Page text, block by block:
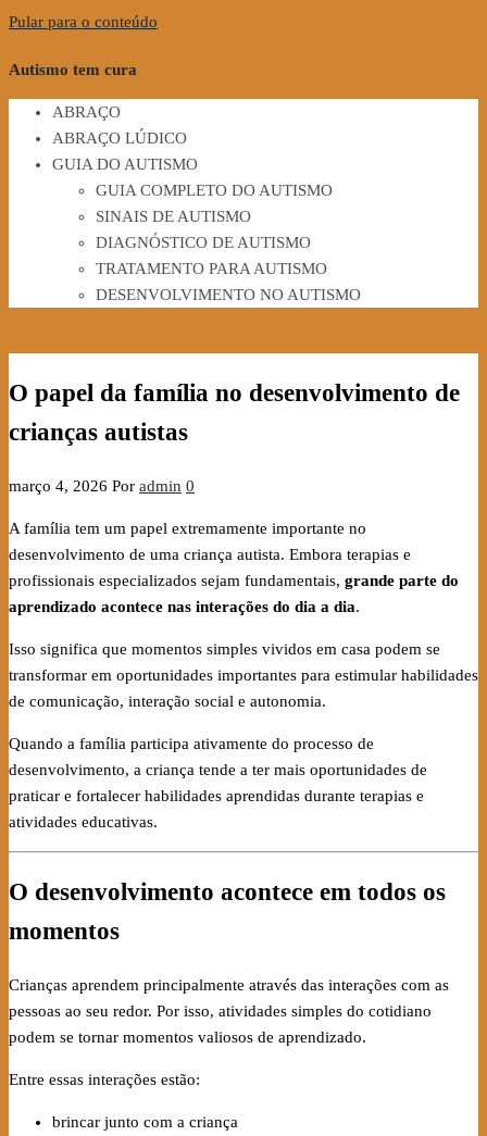
Pular para o conteúdo
Autismo tem cura
ABRAÇO
ABRAÇO LÚDICO
GUIA DO AUTISMO
GUIA COMPLETO DO AUTISMO
SINAIS DE AUTISMO
DIAGNÓSTICO DE AUTISMO
TRATAMENTO PARA AUTISMO
DESENVOLVIMENTO NO AUTISMO
O papel da família no desenvolvimento de
crianças autistas
março 4, 2026 Por admin 0
A família tem um papel extremamente importante no
desenvolvimento de uma criança autista. Embora terapias e
profissionais especializados sejam fundamentais, grande parte do
aprendizado acontece nas interações do dia a dia.
Isso significa que momentos simples vividos em casa podem se
transformar em oportunidades importantes para estimular habilidades
de comunicação, interação social e autonomia.
Quando a família participa ativamente do processo de
desenvolvimento, a criança tende a ter mais oportunidades de
praticar e fortalecer habilidades aprendidas durante terapias e
atividades educativas.
O desenvolvimento acontece em todos os
momentos
Crianças aprendem principalmente através das interações com as
pessoas ao seu redor. Por isso, atividades simples do cotidiano
podem se tornar momentos valiosos de aprendizado.
Entre essas interações estão:
brincar junto com a criança